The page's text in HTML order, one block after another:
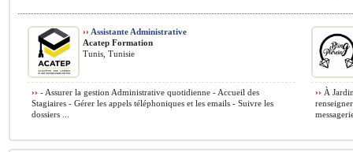
›› Assistante Administrative
Acatep Formation
Tunis, Tunisie
›› - Assurer la gestion Administrative quotidienne - Accueil des
Stagiaires - Gérer les appels téléphoniques et les emails - Suivre les
dossiers ...
›› À